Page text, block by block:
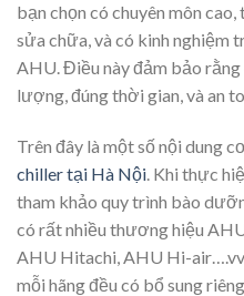
bạn chọn có chuyên môn
sửa chữa, và có kinh nghiệm
AHU. Điều này đảm bảo
lượng, đúng thời gian, và an
Trên đây là một số nội dung
chiller tại Hà Nội. Khi thực
tham khảo quy trình bào
có rất nhiều thương hiệu
AHU Hitachi, AHU Hi-
mỗi hãng đều có bổ sung